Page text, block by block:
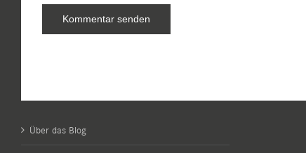
Über das Blog